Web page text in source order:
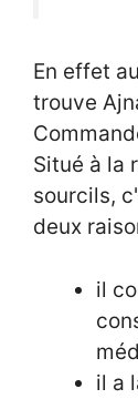
En effet
trouve
Situé à la
sourcils,
deux
il
il a